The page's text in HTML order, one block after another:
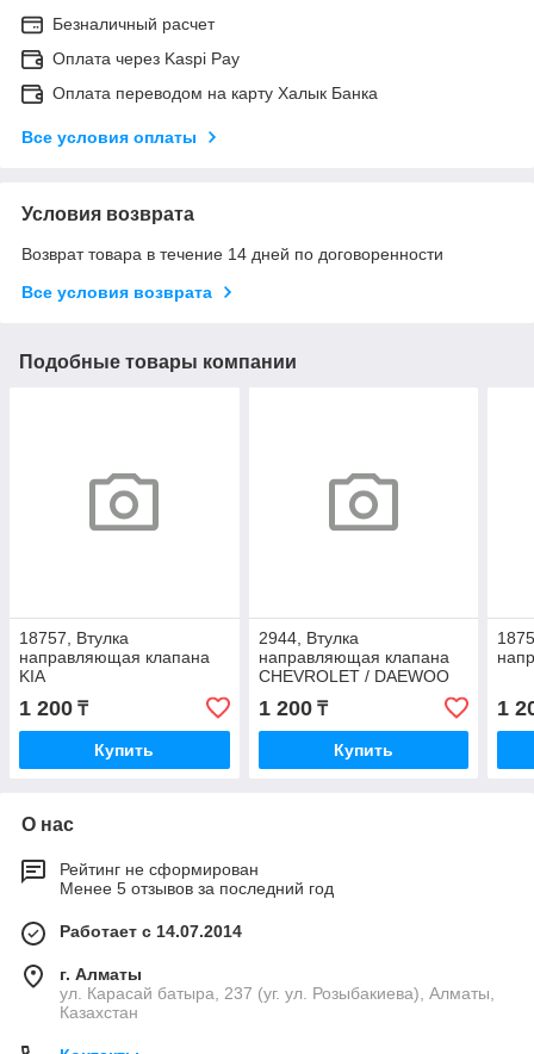
Безналичный расчет
Оплата через Kaspi Pay
Оплата переводом на карту Халык Банка
Все условия оплаты
Условия возврата
Возврат товара в течение 14 дней по договоренности
Все условия возврата
Подобные товары компании
18757, Втулка
направляющая клапана
KIA
1 200 ₸
Купить
2944, Втулка
направляющая клапана
CHEVROLET / DAEWOO
1 200₸
Купить
1
О нас
Рейтинг не сформирован
Менее 5 отзывов за последний год
Работает с 14.07.2014
г. Алматы
ул. Карасай батыра, 237 (уг. ул. Розыбакиева), Алматы,
Казахстан